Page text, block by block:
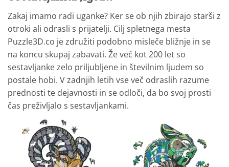
Zakaj imamo radi uganke? Ker se ob njih zbirajo starši z
otroki ali odrasli s prijatelji. Cilj spletnega mesta
Puzzle3D.co je združiti podobno misleče bližnje in se
na koncu skupaj zabavati. Že več kot 200 let so
sestavljanke zelo priljubljene in številnim ljudem so
postale hobi. V zadnjih letih vse več odraslih razume
prednosti te dejavnosti in se odloči, da bo svoj prosti
čas preživljalo s sestavljankami.